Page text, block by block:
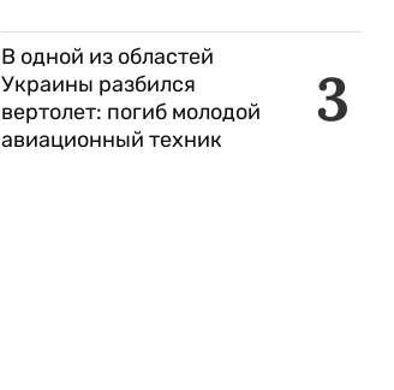
3
В одной из областей
Украины разбился
вертолет: погиб молодой
авиационный техник